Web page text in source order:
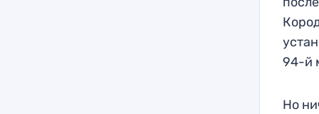
94-й
Но